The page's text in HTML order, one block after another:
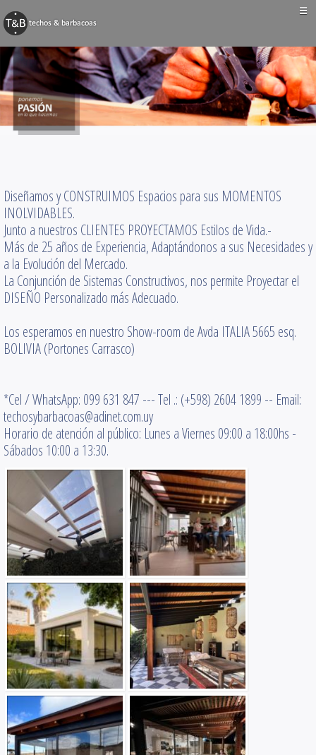
☰
Decks y Terrazas
Obras Varias
Contacto
Diseñamos y CONSTRUIMOS Espacios para sus MOMENTOS
INOLVIDABLES.
Junto a nuestros CLIENTES PROYECTAMOS Estilos de Vida.-
Más de 25 años de Experiencia, Adaptándonos a sus Necesidades y
a la Evolución del Mercado.
La Conjunción de Sistemas Constructivos, nos permite Proyectar el
DISEÑO Personalizado más Adecuado.
Los esperamos en nuestro Show-room de Avda ITALIA 5665 esq.
BOLIVIA (Portones Carrasco)
*Cel / WhatsApp: 099 631 847 --- Tel .: (+598) 2604 1899 -- Email:
techosybarbacoas@adinet.com.uy
Horario de atención al público: Lunes a Viernes 09:00 a 18:00hs -
Sábados 10:00 a 13:30.